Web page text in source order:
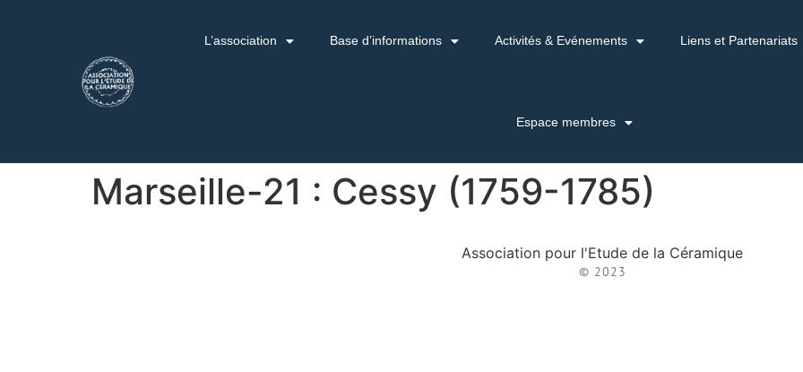
L’association Base d’informations Activités & Evénements Liens et Partenariats
Espace membres
Marseille-21 : Cessy (1759-1785)
Association pour l'Etude de la Céramique
© 2023